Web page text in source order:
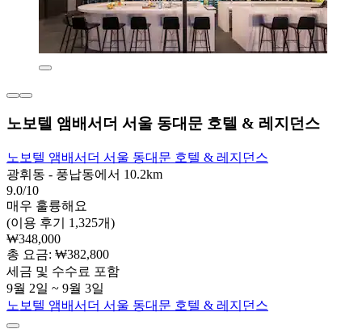
노보텔 앰배서더 서울 동대문 호텔 & 레지던스
노보텔 앰배서더 서울 동대문 호텔 & 레지던스
광휘동 - 풍납동에서 10.2km
9.0/10
매우 훌륭해요
(이용 후기 1,325개)
₩348,000
총 요금: ₩382,800
세금 및 수수료 포함
9월 2일 ~ 9월 3일
노보텔 앰배서더 서울 동대문 호텔 & 레지던스